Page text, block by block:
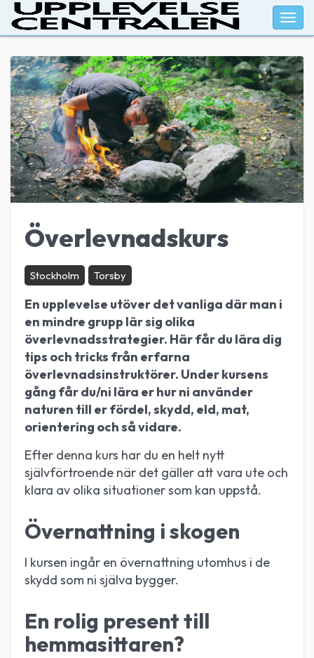
Överlevnadskurs
Stockholm Torsby
En upplevelse utöver det vanliga där man i
en mindre grupp lär sig olika
överlevnadsstrategier. Här får du lära dig
tips och tricks från erfarna
överlevnadsinstruktörer. Under kursens
gång får du/ni lära er hur ni använder
naturen till er fördel, skydd, eld, mat,
orientering och så vidare.
Efter denna kurs har du en helt nytt
självförtroende när det gäller att vara ute och
klara av olika situationer som kan uppstå.
Övernattning i skogen
I kursen ingår en övernattning utomhus i de
skydd som ni själva bygger.
En rolig present till
hemmasittaren?